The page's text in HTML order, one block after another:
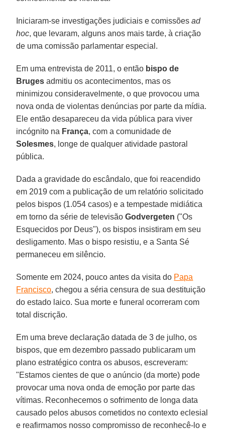
Iniciaram-se investigações judiciais e comissões ad
hoc, que levaram, alguns anos mais tarde, à criação
de uma comissão parlamentar especial.
Em uma entrevista de 2011, o então bispo de
Bruges admitiu os acontecimentos, mas os
minimizou consideravelmente, o que provocou uma
nova onda de violentas denúncias por parte da mídia.
Ele então desapareceu da vida pública para viver
incógnito na França, com a comunidade de
Solesmes, longe de qualquer atividade pastoral
pública.
Dada a gravidade do escândalo, que foi reacendido
em 2019 com a publicação de um relatório solicitado
pelos bispos (1.054 casos) e a tempestade midiática
em torno da série de televisãoGodvergeten ("Os
Esquecidos por Deus"), os bispos insistiram em seu
desligamento. Mas o bispo resistiu, e a Santa Sé
permaneceu em silêncio.
Somente em 2024, pouco antes da visita do Papa
Francisco, chegou a séria censura de sua destituição
do estado laico. Sua morte e funeral ocorreram com
total discrição.
Em uma breve declaração datada de 3 de julho, os
bispos, que em dezembro passado publicaram um
plano estratégico contra os abusos, escreveram:
"Estamos cientes de que o anúncio (da morte) pode
provocar uma nova onda de emoção por parte das
vítimas. Reconhecemos o sofrimento de longa data
causado pelos abusos cometidos no contexto eclesial
e reafirmamos nosso compromisso de reconhecê-lo e